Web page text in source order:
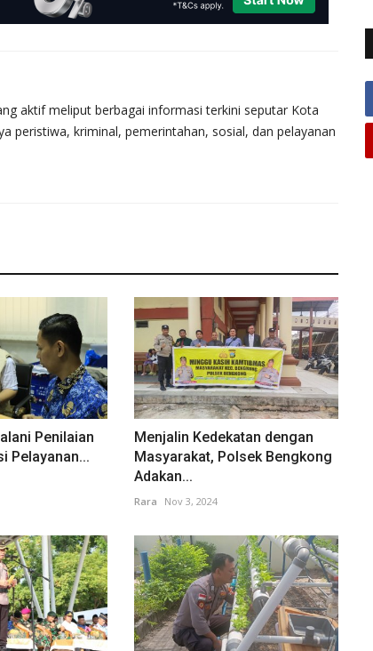
aktif meliput berbagai informasi terkini seputar Kota
peristiwa, kriminal, pemerintahan, sosial, dan pelayanan
Penilaian
Pelayanan...
Menjalin Kedekatan dengan
Masyarakat, Polsek Bengkong
Adakan...
Rara Nov 3, 2024